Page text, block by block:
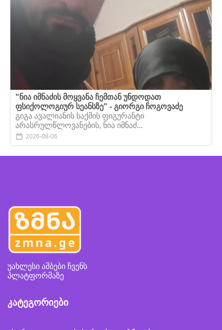
"ნია იმნაძის მოყვანა ჩემთან უნდოდათ
ფსიქოლოგიურ სეანსზე" - გიორგი ჩოგოვაძე
გიგა ავალიანის საქმის ფიგურანტი
არასრულწლოვანების, ნია იმნაძ...
2026-08-06
უახლესი ამბები ჩვენს
პლატფორმაზე
კატეგორიები